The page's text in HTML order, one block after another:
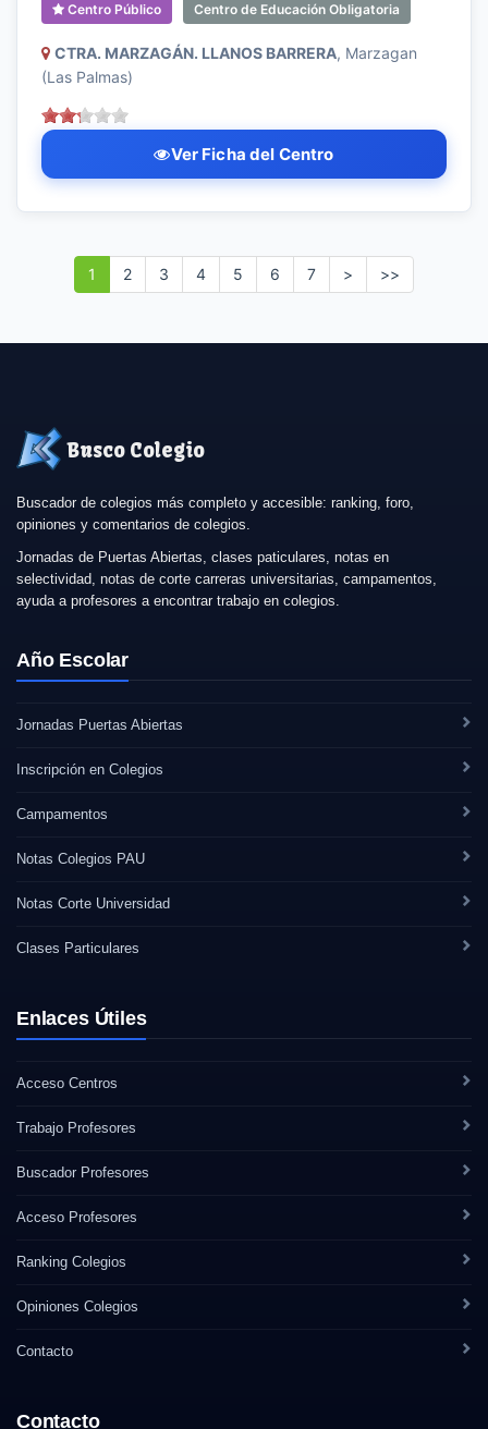
Centro Público Centro de Educación Obligatoria
CTRA. MARZAGÁN. LLANOS BARRERA, Marzagan
(Las Palmas)
Ver Ficha del Centro
1 2 3 4 5 6 7 > >>
Busco Colegio
Buscador de colegios más completo y accesible: ranking, foro,
opiniones y comentarios de colegios.
Jornadas de Puertas Abiertas, clases paticulares, notas en
selectividad, notas de corte carreras universitarias, campamentos,
ayuda a profesores a encontrar trabajo en colegios.
Año Escolar
Jornadas Puertas Abiertas
Inscripción en Colegios
Campamentos
Notas Colegios PAU
Notas Corte Universidad
Clases Particulares
Enlaces Útiles
Acceso Centros
Trabajo Profesores
Buscador Profesores
Acceso Profesores
Ranking Colegios
Opiniones Colegios
Contacto
Contacto